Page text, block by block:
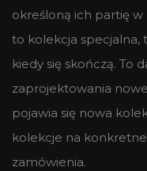
określoną ich partię
to kolekcja specjalna,
kiedy się skończą. To
zaprojektowania
pojawia się nowa
kolekcje na
zamówienia.